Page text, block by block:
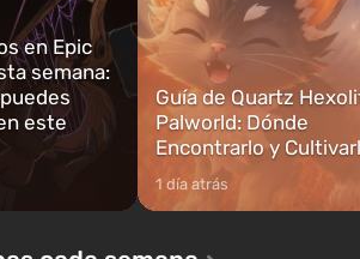
en Epic
semana:
este
Guía de Quartz
Palworld: Dónde
Encontrarlo y
1 día atrás